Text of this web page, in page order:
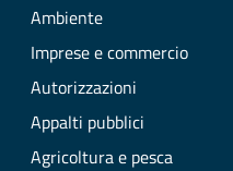
Ambiente
Imprese e commercio
Autorizzazioni
Appalti pubblici
Agricoltura e pesca